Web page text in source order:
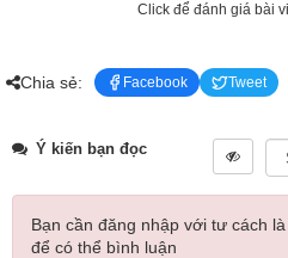
Click để đánh giá bài
Chia sẻ: Facebook Tweet
Ý kiến bạn đọc
Bạn cần đăng nhập với tư cách là
để có thể bình luận